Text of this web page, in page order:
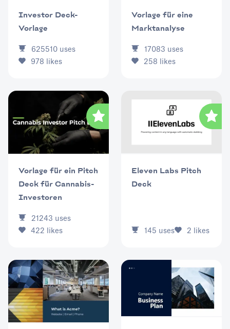
Investor Deck-
Vorlage
625510 uses
978 likes
Vorlage für eine
Marktanalyse
17083 uses
258 likes
Vorlage für ein Pitch
Deck für Cannabis-
Investoren
21243 uses
422 likes
Eleven Labs Pitch
Deck
145 uses 2 likes